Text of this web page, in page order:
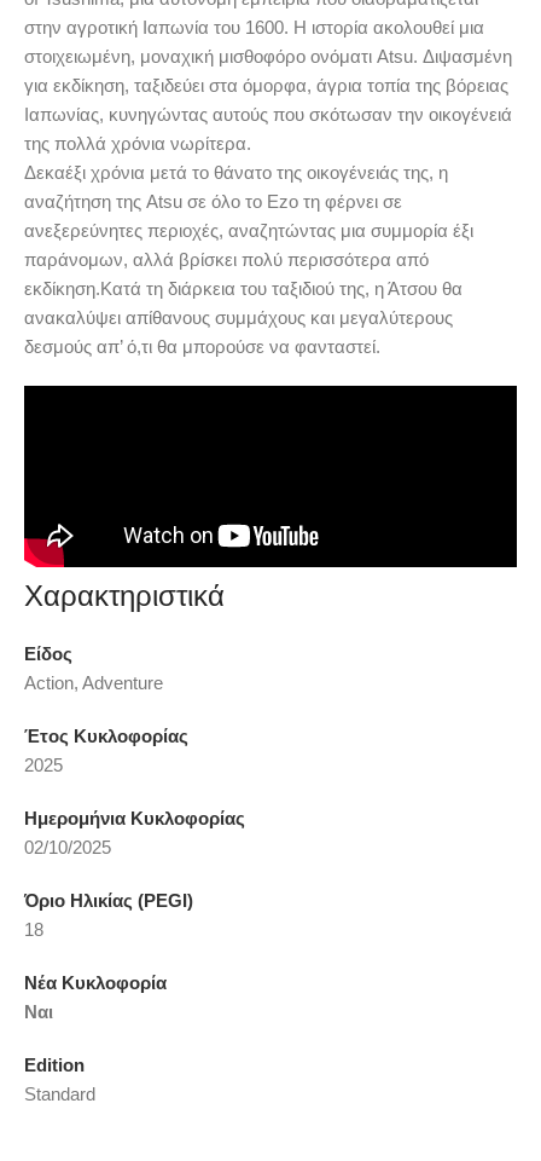
στην αγροτική Ιαπωνία του 1600. Η ιστορία ακολουθεί μια
στοιχειωμένη, μοναχική μισθοφόρο ονόματι Atsu. Διψασμένη
για εκδίκηση, ταξιδεύει στα όμορφα, άγρια τοπία της βόρειας
Ιαπωνίας, κυνηγώντας αυτούς που σκότωσαν την οικογένειά
της πολλά χρόνια νωρίτερα.
Δεκαέξι χρόνια μετά το θάνατο της οικογένειάς της, η
αναζήτηση της Atsu σε όλο το Ezo τη φέρνει σε
ανεξερεύνητες περιοχές, αναζητώντας μια συμμορία έξι
παράνομων, αλλά βρίσκει πολύ περισσότερα από
εκδίκηση.Κατά τη διάρκεια του ταξιδιού της, η Άτσου θα
ανακαλύψει απίθανους συμμάχους και μεγαλύτερους
δεσμούς απ’ ό,τι θα μπορούσε να φανταστεί.
Χαρακτηριστικά
Είδος
Action, Adventure
Έτος Κυκλοφορίας
2025
Ημερομήνια Κυκλοφορίας
02/10/2025
Όριο Ηλικίας (PEGI)
18
Νέα Κυκλοφορία
Ναι
Edition
Standard